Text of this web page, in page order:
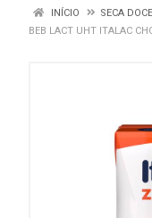
INÍCIO SECA DOCE
BEB LACT UHT ITALAC